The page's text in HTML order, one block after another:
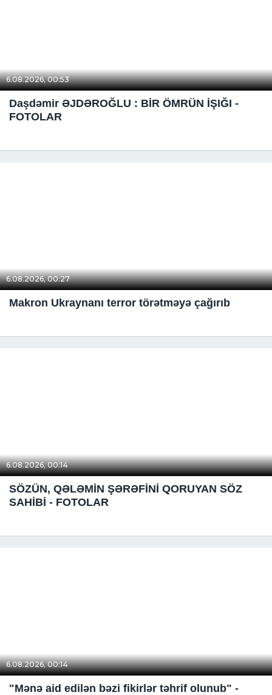
6.08.2026, 00:53
Daşdəmir ƏJDƏROĞLU : BİR ÖMRÜN İŞIĞI -
FOTOLAR
6.08.2026, 00:27
Makron Ukraynanı terror törətməyə çağırıb
6.08.2026, 00:14
SÖZÜN, QƏLƏMİN ŞƏRƏFİNİ QORUYAN SÖZ
SAHİBİ - FOTOLAR
6.08.2026, 00:14
"Mənə aid edilən bəzi fikirlər təhrif olunub" -